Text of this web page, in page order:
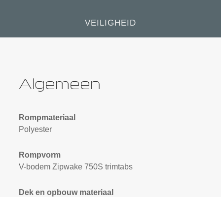
Algemeen
Rompmateriaal
Polyester
Rompvorm
V-bodem Zipwake 750S trimtabs
Dek en opbouw materiaal
VEILIGHEID